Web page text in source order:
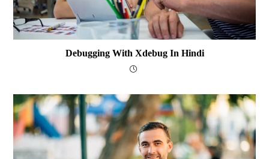
Debugging With Xdebug In Hindi